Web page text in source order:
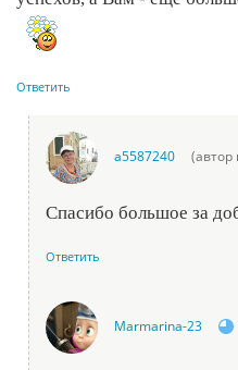
Ответить
a5587240 (автор
Спасибо большое за
Ответить
Marmarina-23